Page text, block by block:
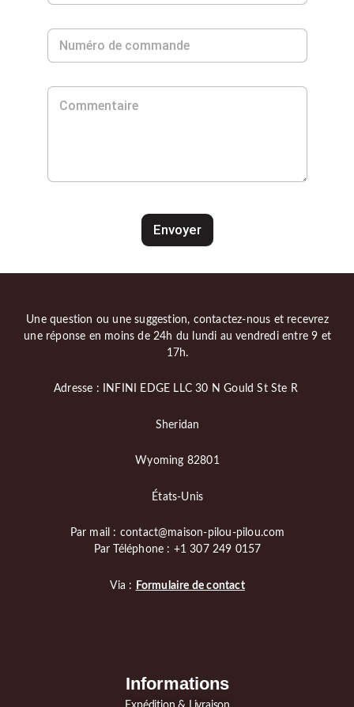
Envoyer
Une question ou une suggestion, contactez-nous et recevrez
une réponse en moins de 24h du lundi au vendredi entre 9 et
17h.
Adresse : INFINI EDGE LLC 30 N Gould St Ste R
Sheridan
Wyoming 82801
États-Unis
Par mail : contact@maison-pilou-pilou.com
Par Téléphone : +1 307 249 0157
Via : Formulaire de contact
Informations